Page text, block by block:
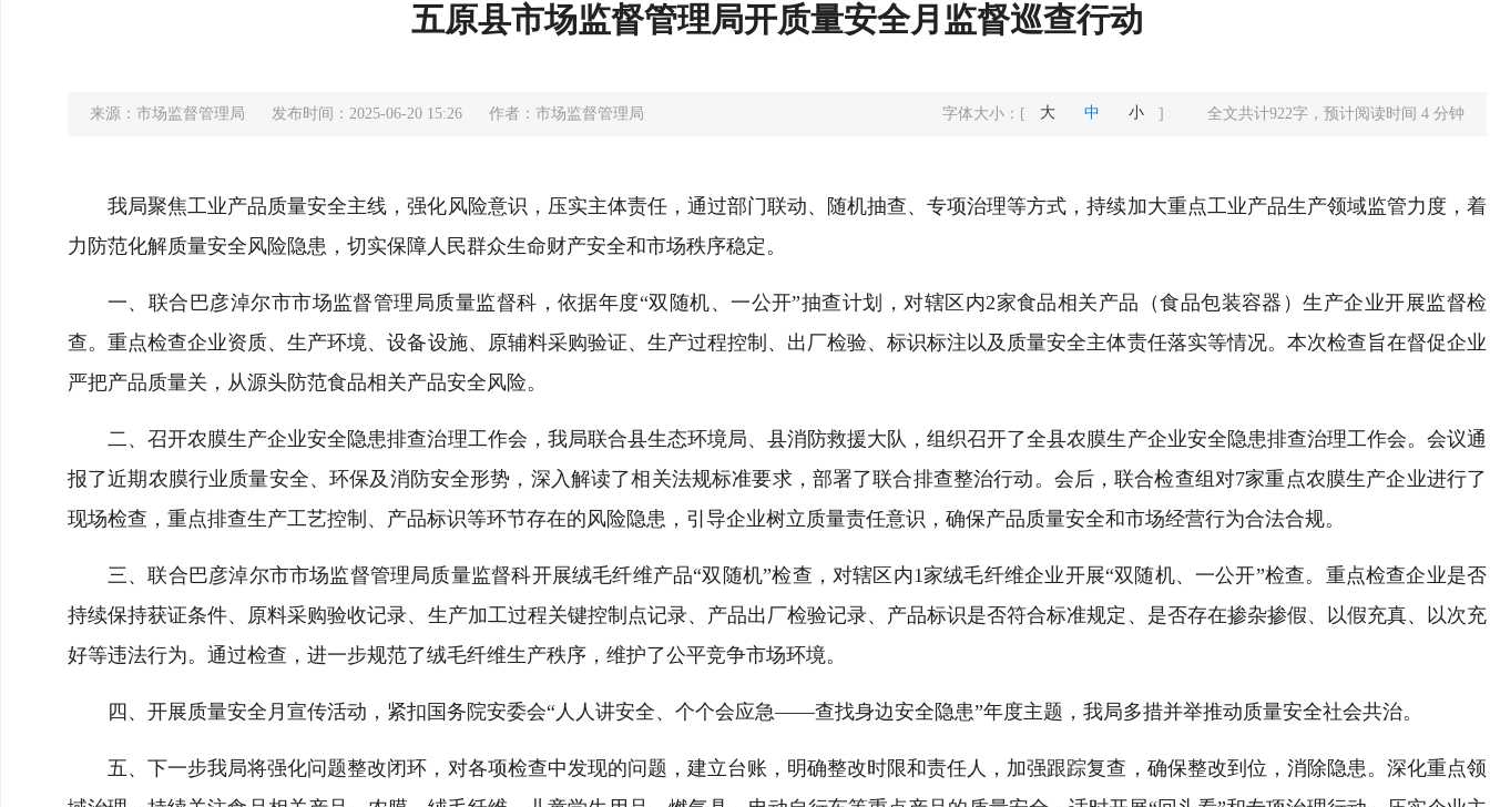
五原县市场监督管理局开质量安全月监督巡查行动
来源：市场监督管理局 发布时间：2025-06-20 15:26 作者：市场监督管理局 字体大小： [ 大 中 小 ] 全文共计922字，预计阅读时间 4 分钟
我局聚焦工业产品质量安全主线，强化风险意识，压实主体责任，通过部门联动、随机抽查、专项治理等方式，持续加大重点工业产品生产领域监管力度，着
力防范化解质量安全风险隐患，切实保障人民群众生命财产安全和市场秩序稳定。
一、联合巴彦淖尔市市场监督管理局质量监督科，依据年度“双随机、一公开”抽查计划，对辖区内2家食品相关产品（食品包装容器）生产企业开展监督检
查。重点检查企业资质、生产环境、设备设施、原辅料采购验证、生产过程控制、出厂检验、标识标注以及质量安全主体责任落实等情况。本次检查旨在督促企业
严把产品质量关，从源头防范食品相关产品安全风险。
二、召开农膜生产企业安全隐患排查治理工作会，我局联合县生态环境局、县消防救援大队，组织召开了全县农膜生产企业安全隐患排查治理工作会。会议通
报了近期农膜行业质量安全、环保及消防安全形势，深入解读了相关法规标准要求，部署了联合排查整治行动。会后，联合检查组对7家重点农膜生产企业进行了
现场检查，重点排查生产工艺控制、产品标识等环节存在的风险隐患，引导企业树立质量责任意识，确保产品质量安全和市场经营行为合法合规。
三、联合巴彦淖尔市市场监督管理局质量监督科开展绒毛纤维产品“双随机”检查，对辖区内1家绒毛纤维企业开展“双随机、一公开”检查。重点检查企业是否
持续保持获证条件、原料采购验收记录、生产加工过程关键控制点记录、产品出厂检验记录、产品标识是否符合标准规定、是否存在掺杂掺假、以假充真、以次充
好等违法行为。通过检查，进一步规范了绒毛纤维生产秩序，维护了公平竞争市场环境。
四、开展质量安全月宣传活动，紧扣国务院安委会“人人讲安全、个个会应急——查找身边安全隐患”年度主题，我局多措并举推动质量安全社会共治。
五、下一步我局将强化问题整改闭环，对各项检查中发现的问题，建立台账，明确整改时限和责任人，加强跟踪复查，确保整改到位，消除隐患。深化重点领